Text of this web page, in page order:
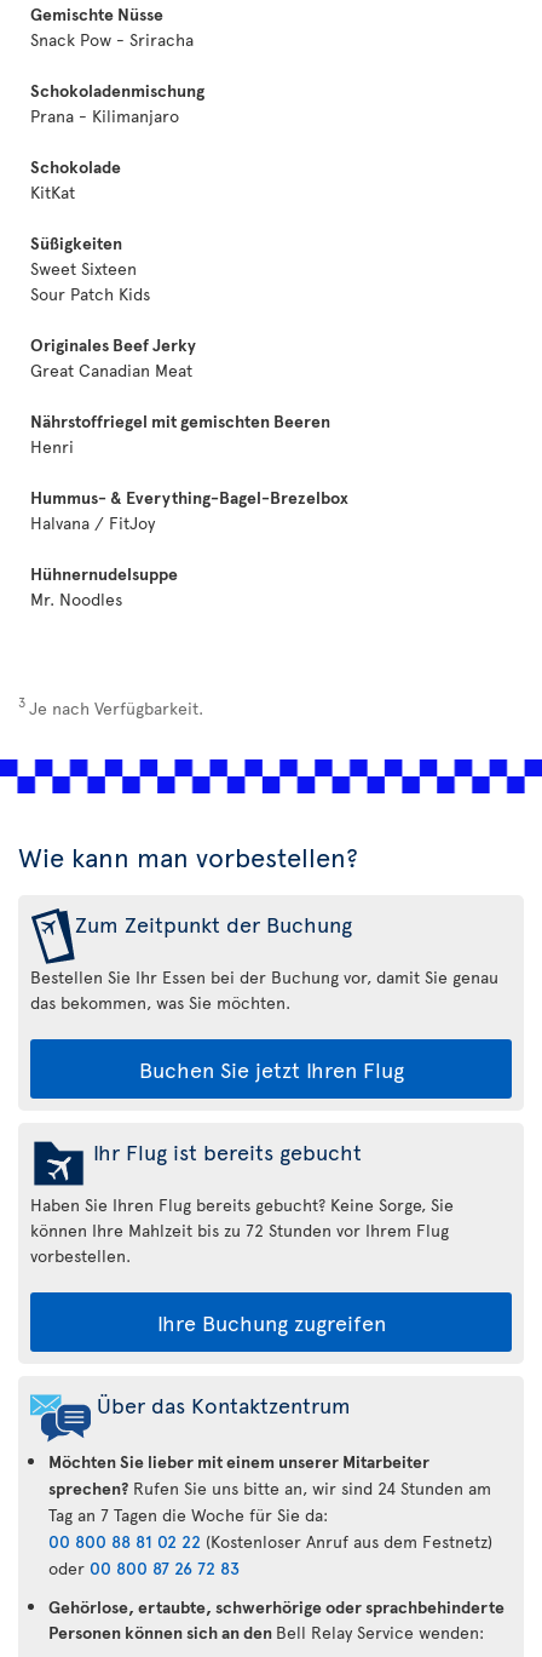
Gemischte Nüsse
Snack Pow - Sriracha
Schokoladenmischung
Prana - Kilimanjaro
Schokolade
KitKat
Süßigkeiten
Sweet Sixteen
Sour Patch Kids
Originales Beef Jerky
Great Canadian Meat
Nährstoffriegel mit gemischten Beeren
Henri
Hummus- & Everything-Bagel-Brezelbox
Halvana / FitJoy
Hühnernudelsuppe
Mr. Noodles
3 Je nach Verfügbarkeit.
Wie kann man vorbestellen?
Zum Zeitpunkt der Buchung
Bestellen Sie Ihr Essen bei der Buchung vor, damit Sie genau
das bekommen, was Sie möchten.
Buchen Sie jetzt Ihren Flug
Ihr Flug ist bereits gebucht
Haben Sie Ihren Flug bereits gebucht? Keine Sorge, Sie
können Ihre Mahlzeit bis zu 72 Stunden vor Ihrem Flug
vorbestellen.
Ihre Buchung zugreifen
Über das Kontaktzentrum
Möchten Sie lieber mit einem unserer Mitarbeiter
sprechen? Rufen Sie uns bitte an, wir sind 24 Stunden am
Tag an 7 Tagen die Woche für Sie da:
00 800 88 81 02 22 (Kostenloser Anruf aus dem Festnetz)
oder 00 800 87 26 72 83
Gehörlose, ertaubte, schwerhörige oder sprachbehinderte
Personen können sich an den Bell Relay Service wenden: